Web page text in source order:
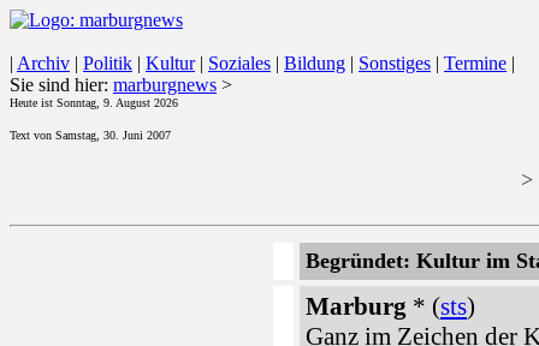
| Archiv | Politik | Kultur| Soziales | Bildung | Sonstiges | Termine |
Sie sind hier: marburgnews >
Heute ist Sonntag, 9. August 2026
Text von Samstag, 30. Juni 2007
>
Begründet: Kultur im
Marburg * (sts)
Ganz im Zeichen der